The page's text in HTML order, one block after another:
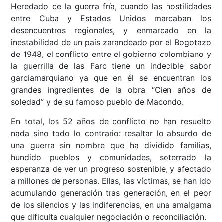
Heredado de la guerra fría, cuando las hostilidades
entre Cuba y Estados Unidos marcaban los
desencuentros regionales, y enmarcado en la
inestabilidad de un país zarandeado por el Bogotazo
de 1948, el conflicto entre el gobierno colombiano y
la guerrilla de las Farc tiene un indecible sabor
garciamarquiano ya que en él se encuentran los
grandes ingredientes de la obra “Cien años de
soledad” y de su famoso pueblo de Macondo.
En total, los 52 años de conflicto no han resuelto
nada sino todo lo contrario: resaltar lo absurdo de
una guerra sin nombre que ha dividido familias,
hundido pueblos y comunidades, soterrado la
esperanza de ver un progreso sostenible, y afectado
a millones de personas. Ellas, las víctimas, se han ido
acumulando generación tras generación, en el peor
de los silencios y las indiferencias, en una amalgama
que dificulta cualquier negociación o reconciliación.